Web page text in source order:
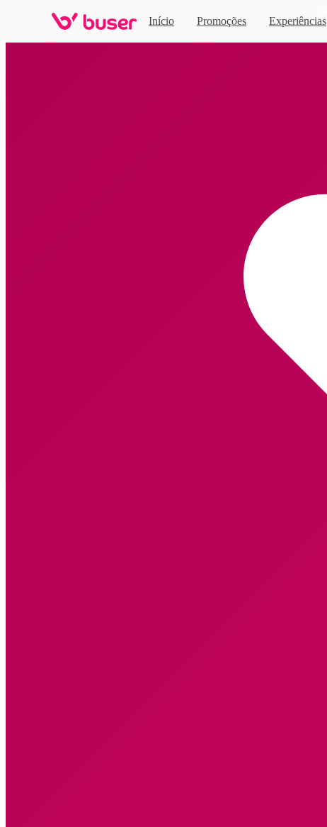
Início Promoções Experiências
Home